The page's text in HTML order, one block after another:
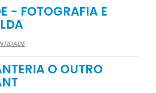
- FOTOGRAFIA E
O OUTRO